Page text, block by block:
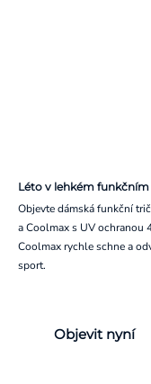
Léto v lehkém
Objevte dámská funkční
a Coolmax s UV ochranou
Coolmax rychle schne a
sport.
Objevit nyní